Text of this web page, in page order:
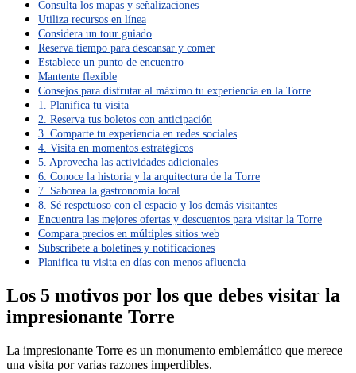
Consulta los mapas y señalizaciones
Utiliza recursos en línea
Considera un tour guiado
Reserva tiempo para descansar y comer
Establece un punto de encuentro
Mantente flexible
Consejos para disfrutar al máximo tu experiencia en la Torre
1. Planifica tu visita
2. Reserva tus boletos con anticipación
3. Comparte tu experiencia en redes sociales
4. Visita en momentos estratégicos
5. Aprovecha las actividades adicionales
6. Conoce la historia y la arquitectura de la Torre
7. Saborea la gastronomía local
8. Sé respetuoso con el espacio y los demás visitantes
Encuentra las mejores ofertas y descuentos para visitar la Torre
Compara precios en múltiples sitios web
Subscríbete a boletines y notificaciones
Planifica tu visita en días con menos afluencia
Los 5 motivos por los que debes visitar la
impresionante Torre
La impresionante Torre es un monumento emblemático que merece
una visita por varias razones imperdibles.